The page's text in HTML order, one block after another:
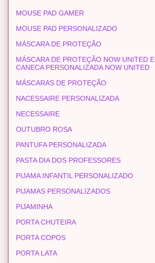
MOUSE PAD GAMER
MOUSE PAD PERSONALIZADO
MÁSCARA DE PROTEÇÃO
MÁSCARA DE PROTEÇÃO NOW UNITED E
CANECA PERSONALIZADA NOW UNITED
MÁSCARAS DE PROTEÇÃO
NACESSAIRE PERSONALIZADA
NECESSAIRE
OUTUBRO ROSA
PANTUFA PERSONALIZADA
PASTA DIA DOS PROFESSORES
PIJAMA INFANTIL PERSONALIZADO
PIJAMAS PERSONALIZADOS
PIJAMINHA
PORTA CHUTEIRA
PORTA COPOS
PORTA LATA